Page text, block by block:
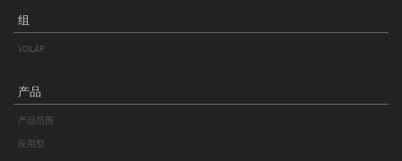
组
VOILÀP
产品
产品范围
应用型